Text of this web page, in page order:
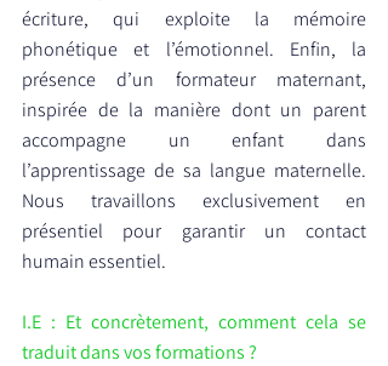
écriture, qui exploite la mémoire
phonétique et l’émotionnel. Enfin, la
présence d’un formateur maternant,
inspirée de la manière dont un parent
accompagne un enfant dans
l’apprentissage de sa langue maternelle.
Nous travaillons exclusivement en
présentiel pour garantir un contact
humain essentiel.
I.E : Et concrètement, comment cela se
traduit dans vos formations ?